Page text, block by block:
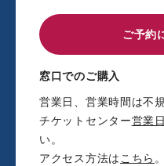
ご予約
窓口でのご購入
営業日、営業時間は不
チケットセンター営業
い。
アクセス方法は こちら 。